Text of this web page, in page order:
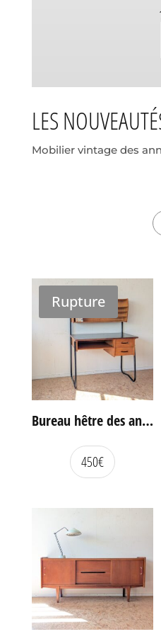
LES
Mobilier vintage des
Rupture
Bureau hêtre des années 60
450€